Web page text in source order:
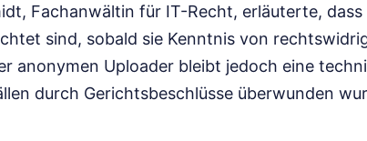
Fachanwältin für IT-Recht, erläuterte,
sind, sobald sie Kenntnis von
anonymen Uploader bleibt jedoch eine
durch Gerichtsbeschlüsse überwunden